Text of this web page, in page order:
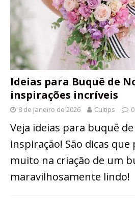
Ideias para Buquê de
inspirações incríveis
8 de janeiro de 2026 Cultips 0
Veja ideias para buquê
inspiração! São dicas
muito na criação de um
maravilhosamente lindo!